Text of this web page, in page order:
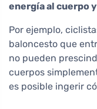
energía al cuerpo
Por ejemplo,
baloncesto que
no pueden
cuerpos
es posible ingerir